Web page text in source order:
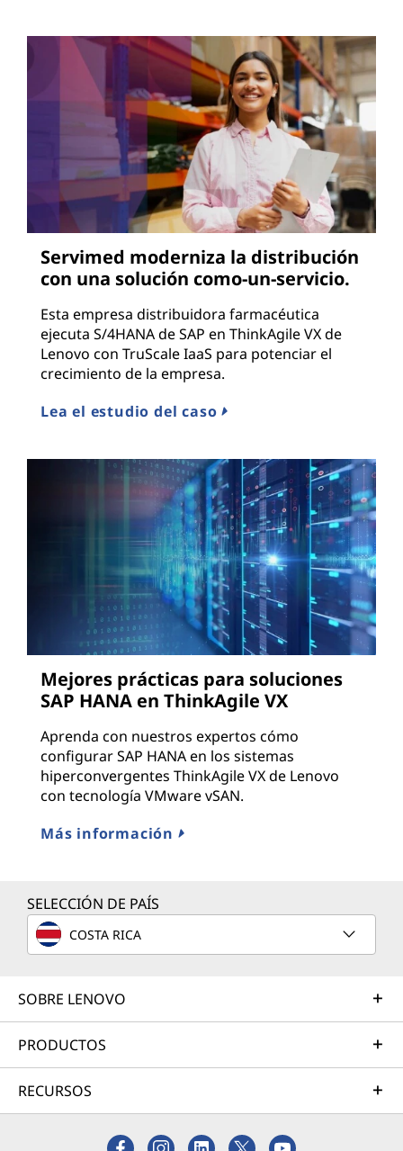
Servimed moderniza la distribución
con una solución como-un-servicio.
Esta empresa distribuidora farmacéutica
ejecuta S/4HANA de SAP en ThinkAgile VX de
Lenovo con TruScale IaaS para potenciar el
crecimiento de la empresa.
Lea el estudio del caso
Mejores prácticas para soluciones
SAP HANA en ThinkAgile VX
Aprenda con nuestros expertos cómo
configurar SAP HANA en los sistemas
hiperconvergentes ThinkAgile VX de Lenovo
con tecnología VMware vSAN.
Más información
SELECCIÓN DE PAÍS
COSTA RICA
SOBRE LENOVO
PRODUCTOS
RECURSOS